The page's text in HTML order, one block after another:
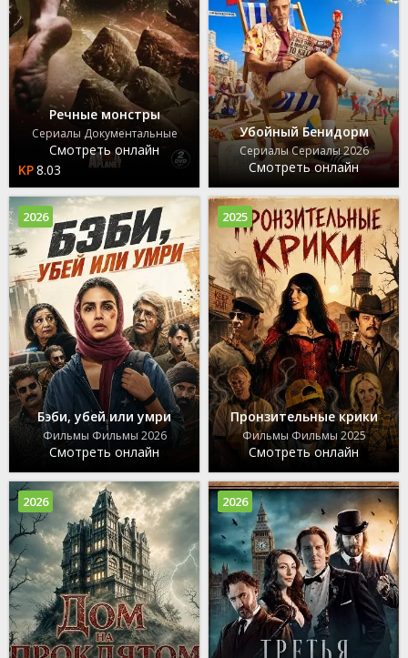
Речные монстры
Сериалы Документальные
Смотреть онлайн
8.03
Убойный Бенидорм
Сериалы Сериалы 2026
Смотреть онлайн
Бэби, убей или умри
Фильмы Фильмы 2026
Смотреть онлайн
2026
Пронзительные крики
Фильмы Фильмы 2025
Смотреть онлайн
2025
2026 2026